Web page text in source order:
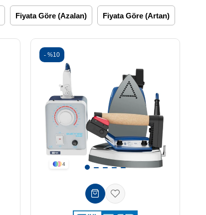
Fiyata Göre (Artan)
Fiyata Göre (Azalan)
4
%10